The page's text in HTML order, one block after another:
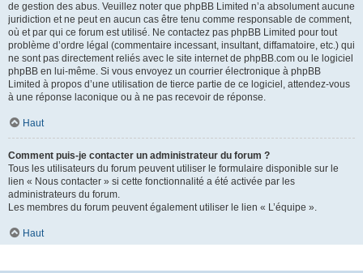
de gestion des abus. Veuillez noter que phpBB Limited n’a absolument aucune
juridiction et ne peut en aucun cas être tenu comme responsable de comment,
où et par qui ce forum est utilisé. Ne contactez pas phpBB Limited pour tout
problème d’ordre légal (commentaire incessant, insultant, diffamatoire, etc.) qui
ne sont pas directement reliés avec le site internet de phpBB.com ou le logiciel
phpBB en lui-même. Si vous envoyez un courrier électronique à phpBB
Limited à propos d’une utilisation de tierce partie de ce logiciel, attendez-vous
à une réponse laconique ou à ne pas recevoir de réponse.
Haut
Comment puis-je contacter un administrateur du forum ?
Tous les utilisateurs du forum peuvent utiliser le formulaire disponible sur le
lien « Nous contacter » si cette fonctionnalité a été activée par les
administrateurs du forum.
Les membres du forum peuvent également utiliser le lien « L’équipe ».
Haut